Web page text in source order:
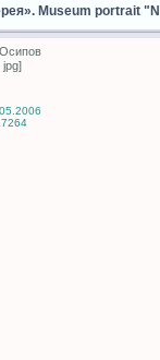
Museum portrait
jpg]